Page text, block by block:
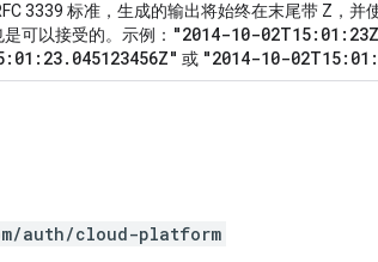
3339 标准，生成的输出将始终在末尾带 Z，并
是可以接受的。示例： "2014-10-
或 "2014-10-
auth/cloud-platform